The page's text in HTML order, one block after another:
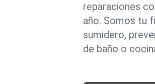
reparaciones
año. Somos tu
sumidero,
de baño o